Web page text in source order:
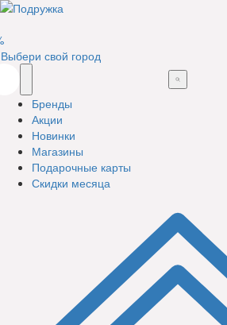
Выбери свой город
Бренды
Акции
Новинки
Магазины
Подарочные карты
Скидки месяца